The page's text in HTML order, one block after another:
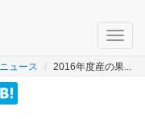
ニュース 2016年度産の果...